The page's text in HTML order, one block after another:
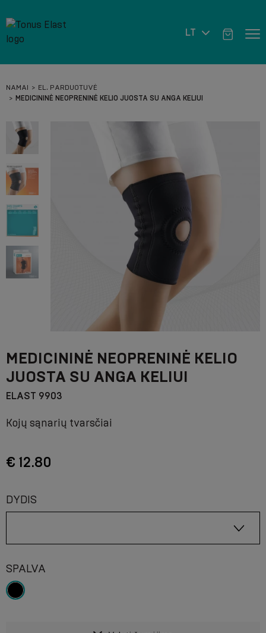
LT
NAMAI
EL. PARDUOTUVĖ
MEDICININĖ NEOPRENINĖ KELIO JUOSTA SU ANGA KELIUI
MEDICININĖ NEOPRENINĖ KELIO
JUOSTA SU ANGA KELIUI
ELAST 9903
Kojų sąnarių tvarsčiai
€ 12.80
DYDIS
SPALVA